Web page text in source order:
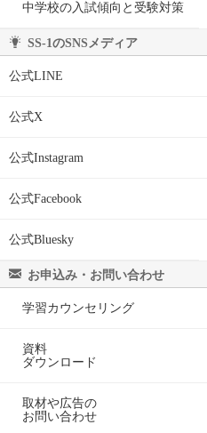
中学校の入試傾向と受験対策
SS-1のSNSメディア
公式LINE
公式X
公式Instagram
公式Facebook
公式Bluesky
お申込み・お問い合わせ
学習カウンセリング
資料
ダウンロード
取材や広告の
お問い合わせ